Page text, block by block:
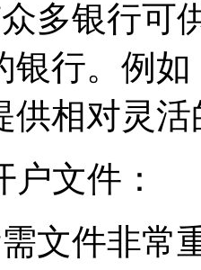
银行可供
银行。例
供相对灵
文件：
件非常重